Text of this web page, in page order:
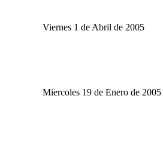
Viernes 1 de Abril de 2005
Miercoles 19 de Enero de 2005